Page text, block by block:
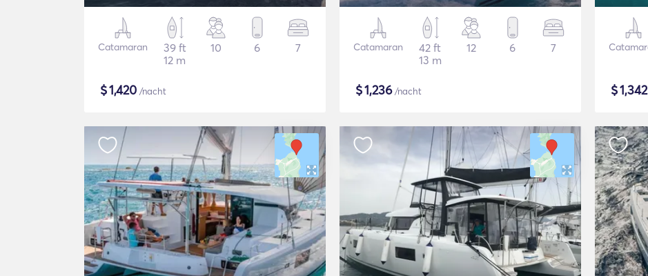
Catamaran
39 ft
12 m
10 6 7
$1,420 /nacht
Catamaran
42 ft
13 m
12 6 7
$1,236/nacht $1,342